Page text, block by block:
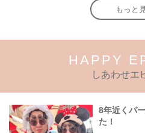
もっと
HAPPY
しあわせエ
8年近くパ
た！